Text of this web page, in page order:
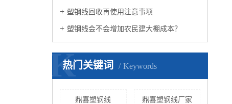
塑钢线回收再使用注意事项
塑钢线会不会增加农民建大棚成本？
热门关键词 Keywords
K
鼎喜塑钢线 鼎喜塑钢线厂家